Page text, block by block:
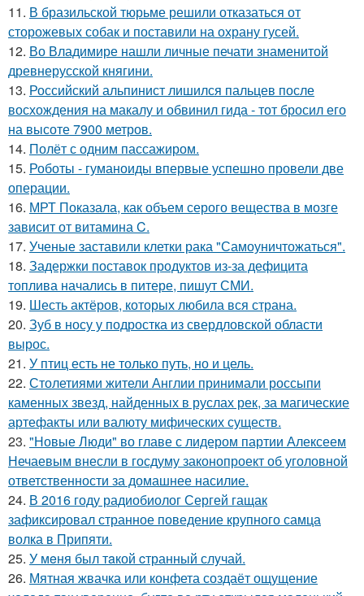
11. В бразильской тюрьме решили отказаться от
сторожевых собак и поставили на охрану гусей.
12. Во Владимире нашли личные печати знаменитой
древнерусской княгини.
13. Российский альпинист лишился пальцев после
восхождения на макалу и обвинил гида - тот бросил его
на высоте 7900 метров.
14. Полёт с одним пассажиром.
15. Роботы - гуманоиды впервые успешно провели две
операции.
16. МРТ Показала, как объем серого вещества в мозге
зависит от витамина C.
17. Ученые заставили клетки рака "Самоуничтожаться".
18. Задержки поставок продуктов из-за дефицита
топлива начались в питере, пишут СМИ.
19. Шесть актёров, которых любила вся страна.
20. Зуб в носу у подростка из свердловской области
вырос.
21. У птиц есть не только путь, но и цель.
22. Столетиями жители Англии принимали россыпи
каменных звезд, найденных в руслах рек, за магические
артефакты или валюту мифических существ.
23. "Новые Люди" во главе с лидером партии Алексеем
Нечаевым внесли в госдуму законопроект об уголовной
ответственности за домашнее насилие.
24. В 2016 году радиобиолог Сергей гащак
зафиксировал странное поведение крупного самца
волка в Припяти.
25. У мeня был тaкой cтранный слyчай.
26. Мятная жвачка или конфета создаёт ощущение